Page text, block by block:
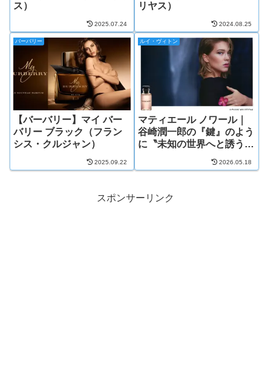
ス）
2025.07.24
リヤス）
2024.08.25
バーバリー
【バーバリー】マイ バー
バリー ブラック（フラン
シス・クルジャン）
2025.09.22
ルイ・ヴィトン
マティエール ノワール｜
谷崎潤一郎の『鍵』のよう
に〝未知の世界へと誘う、
2026.05.18
スポンサーリンク